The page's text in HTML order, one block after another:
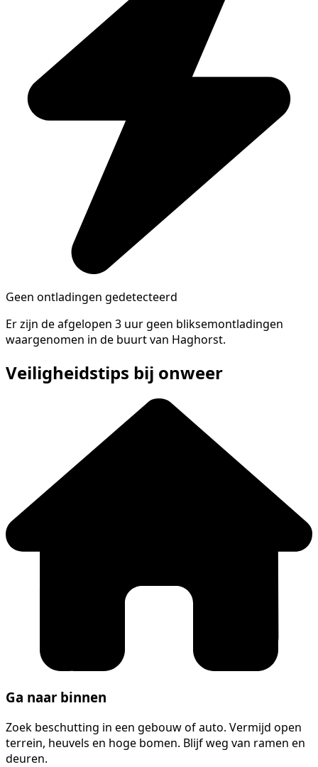
Geen ontladingen gedetecteerd
Er zijn de afgelopen 3 uur geen bliksemontladingen
waargenomen in de buurt van Haghorst.
Veiligheidstips bij onweer
Ga naar binnen
Zoek beschutting in een gebouw of auto. Vermijd open
terrein, heuvels en hoge bomen. Blijf weg van ramen en
deuren.